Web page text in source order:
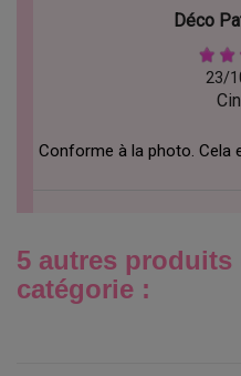
Déco
23/
Conforme à la photo. Cela
5 autres produits
catégorie :